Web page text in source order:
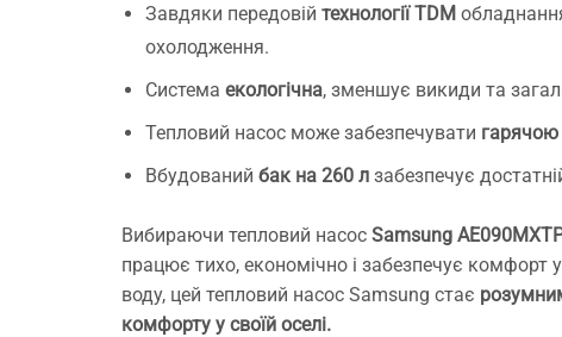
Завдяки передовій технології TDM
охолодження.
Система екологічна, зменшує викиди та
Тепловий насос може забезпечувати гарячою
Вбудований бак на 260 л забезпечує
Вибираючи тепловий насос Samsung
працює тихо, економічно і забезпечує комфорт
воду, цей тепловий насос Samsung стає
комфорту у своїй оселі.